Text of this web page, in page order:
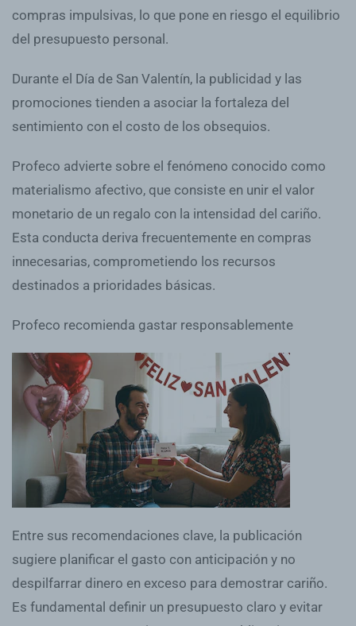
compras impulsivas, lo que pone en riesgo el equilibrio
del presupuesto personal.
Durante el Día de San Valentín, la publicidad y las
promociones tienden a asociar la fortaleza del
sentimiento con el costo de los obsequios.
Profeco advierte sobre el fenómeno conocido como
materialismo afectivo, que consiste en unir el valor
monetario de un regalo con la intensidad del cariño.
Esta conducta deriva frecuentemente en compras
innecesarias, comprometiendo los recursos
destinados a prioridades básicas.
Profeco recomienda gastar responsablemente
Entre sus recomendaciones clave, la publicación
sugiere planificar el gasto con anticipación y no
despilfarrar dinero en exceso para demostrar cariño.
Es fundamental definir un presupuesto claro y evitar